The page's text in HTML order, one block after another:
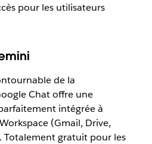
pour les utilisateurs
de la
Chat offre une
intégrée à
(Gmail, Drive,
Totalement gratuit pour les